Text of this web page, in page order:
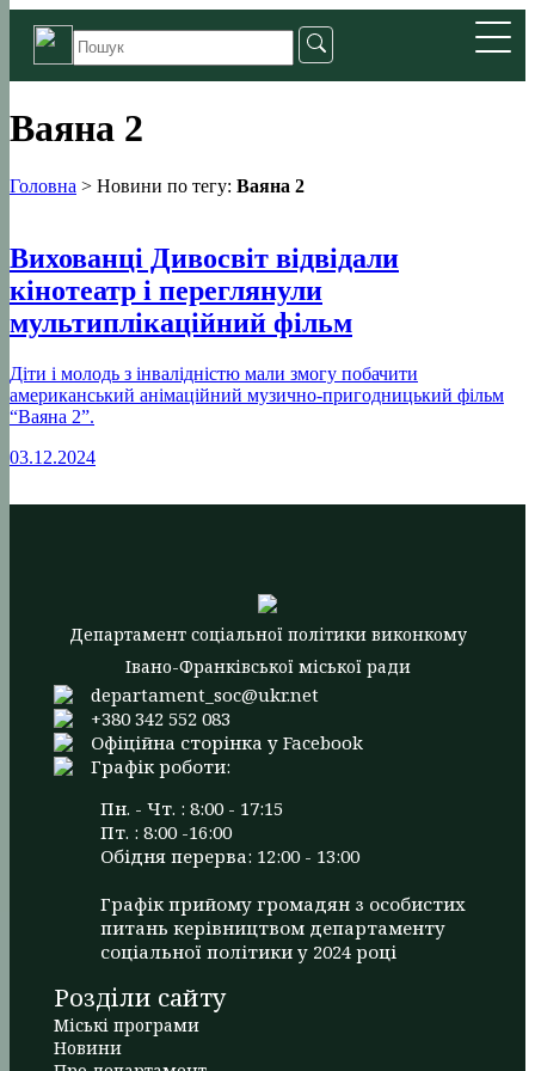
Ваяна 2
Головна > Новини по тегу: Ваяна 2
Вихованці Дивосвіт відвідали
кінотеатр і переглянули
мультиплікаційний фільм
Діти і молодь з інвалідністю мали змогу побачити
американський анімаційний музично-пригодницький фільм
“Ваяна 2”.
03.12.2024
Департамент соціальної політики виконкому
Івано-Франківської міської ради
departament_soc@ukr.net
+380 342 552 083
Офіційна сторінка у Facebook
Графік роботи:
Пн. - Чт. : 8:00 - 17:15
Пт. : 8:00 -16:00
Обідня перерва: 12:00 - 13:00
Графік прийому громадян з особистих
питань керівництвом департаменту
соціальної політики у 2024 році
Розділи сайту
Міські програми
Новини